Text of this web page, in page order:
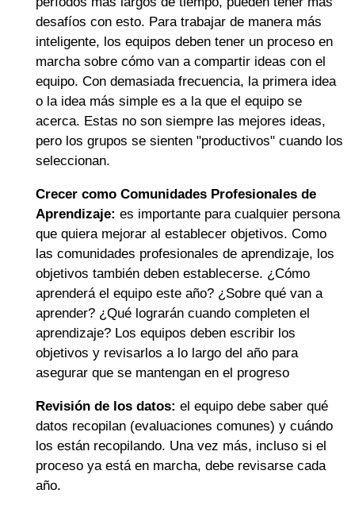
desafíos con esto. Para trabajar de manera más
inteligente, los equipos deben tener un proceso en
marcha sobre cómo van a compartir ideas con el
equipo. Con demasiada frecuencia, la primera idea
o la idea más simple es a la que el equipo se
acerca. Estas no son siempre las mejores ideas,
pero los grupos se sienten "productivos" cuando los
seleccionan.
Crecer como Comunidades Profesionales de
Aprendizaje: es importante para cualquier persona
que quiera mejorar al establecer objetivos. Como
las comunidades profesionales de aprendizaje, los
objetivos también deben establecerse. ¿Cómo
aprenderá el equipo este año? ¿Sobre qué van a
aprender? ¿Qué lograrán cuando completen el
aprendizaje? Los equipos deben escribir los
objetivos y revisarlos a lo largo del año para
asegurar que se mantengan en el progreso
Revisión de los datos: el equipo debe saber qué
datos recopilan (evaluaciones comunes) y cuándo
los están recopilando. Una vez más, incluso si el
proceso ya está en marcha, debe revisarse cada
año.